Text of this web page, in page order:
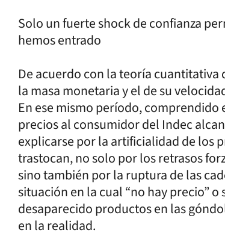
Solo un fuerte shock de confianza
hemos entrado
De acuerdo con la teoría
la masa monetaria y el de su
En ese mismo período,
precios al consumidor del Indec
explicarse por la artificialidad de los
trastocan, no solo por los retrasos
sino también por la ruptura de las
situación en la cual “no hay precio”
desaparecido productos en las
en la realidad.